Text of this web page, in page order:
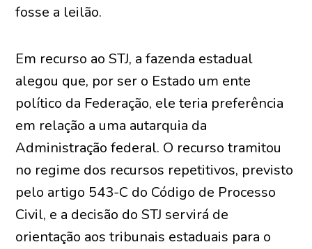
fosse a leilão.
Em recurso ao STJ, a fazenda estadual
alegou que, por ser o Estado um ente
político da Federação, ele teria preferência
em relação a uma autarquia da
Administração federal. O recurso tramitou
no regime dos recursos repetitivos, previsto
pelo artigo 543-C do Código de Processo
Civil, e a decisão do STJ servirá de
orientação aos tribunais estaduais para o